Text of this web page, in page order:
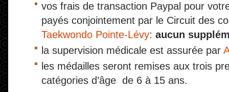
vos frais de transaction Paypal pour
payés conjointement par le Circuit des
Taekwondo Pointe-Lévy: aucun
la supervision médicale est assurée par
les médailles seront remises aux trois
catégories d’âge de 6 à 15 ans.